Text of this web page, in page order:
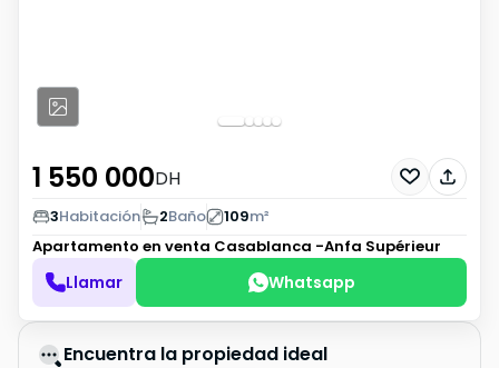
1 550 000DH
3Habitación 2Baño 109m²
Apartamento en venta Casablanca -Anfa Supérieur
Llamar Whatsapp
Encuentra la propiedad ideal